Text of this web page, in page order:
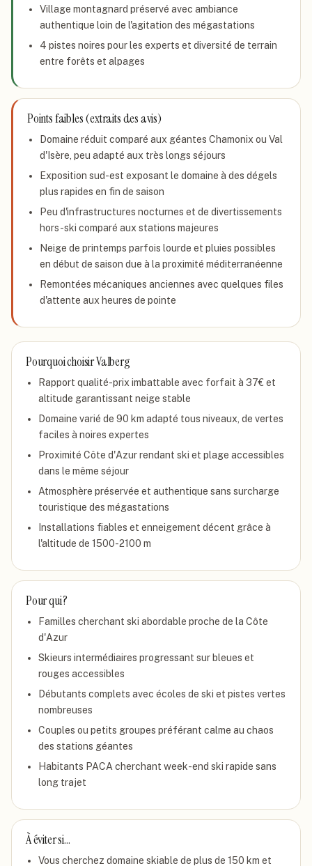
Village montagnard préservé avec ambiance
authentique loin de l'agitation des mégastations
4 pistes noires pour les experts et diversité de terrain
entre forêts et alpages
Points faibles (extraits des avis)
Domaine réduit comparé aux géantes Chamonix ou Val
d'Isère, peu adapté aux très longs séjours
Exposition sud-est exposant le domaine à des dégels
plus rapides en fin de saison
Peu d'infrastructures nocturnes et de divertissements
hors-ski comparé aux stations majeures
Neige de printemps parfois lourde et pluies possibles
en début de saison due à la proximité méditerranéenne
Remontées mécaniques anciennes avec quelques files
d'attente aux heures de pointe
Pourquoi choisirValberg
Rapport qualité-prix imbattable avec forfait à 37€ et
altitude garantissant neige stable
Domaine varié de 90 km adapté tous niveaux, de vertes
faciles à noires expertes
Proximité Côte d'Azur rendant ski et plage accessibles
dans le même séjour
Atmosphère préservée et authentique sans surcharge
touristique des mégastations
Installations fiables et enneigement décent grâce à
l'altitude de 1500-2100 m
Pour qui ?
Familles cherchant ski abordable proche de la Côte
d'Azur
Skieurs intermédiaires progressant sur bleues et
rouges accessibles
Débutants complets avec écoles de ski et pistes vertes
nombreuses
Couples ou petits groupes préférant calme au chaos
des stations géantes
Habitants PACA cherchant week-end ski rapide sans
long trajet
À éviter si…
Vous cherchez domaine skiable de plus de 150 km et